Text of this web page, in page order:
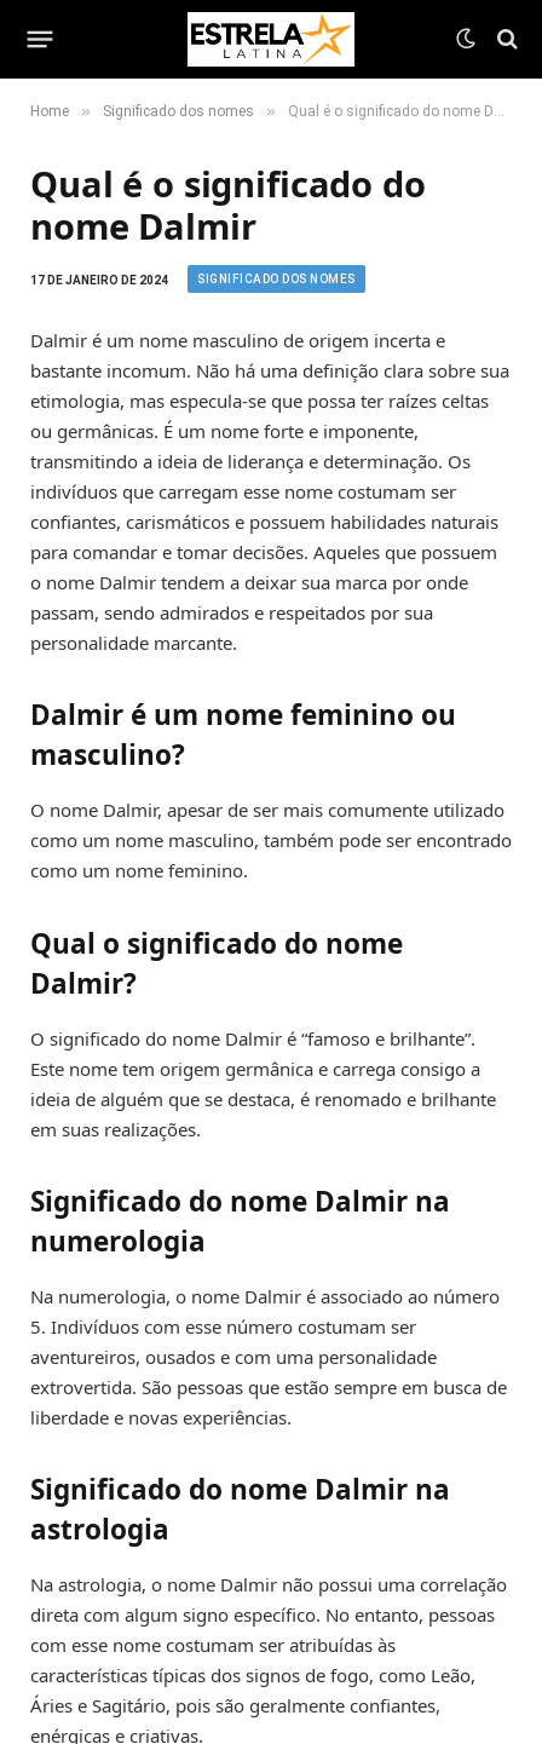
Home » Significado dos nomes » Qual é o significado do nome Dalmir
Qual é o significado do
nome Dalmir
17 DE JANEIRO DE 2024 SIGNIFICADO DOS NOMES
Dalmir é um nome masculino de origem incerta e
bastante incomum. Não há uma definição clara sobre sua
etimologia, mas especula-se que possa ter raízes celtas
ou germânicas. É um nome forte e imponente,
transmitindo a ideia de liderança e determinação. Os
indivíduos que carregam esse nome costumam ser
confiantes, carismáticos e possuem habilidades naturais
para comandar e tomar decisões. Aqueles que possuem
o nome Dalmir tendem a deixar sua marca por onde
passam, sendo admirados e respeitados por sua
personalidade marcante.
Dalmir é um nome feminino ou
masculino?
O nome Dalmir, apesar de ser mais comumente utilizado
como um nome masculino, também pode ser encontrado
como um nome feminino.
Qual o significado do nome
Dalmir?
O significado do nome Dalmir é “famoso e brilhante”.
Este nome tem origem germânica e carrega consigo a
ideia de alguém que se destaca, é renomado e brilhante
em suas realizações.
Significado do nome Dalmir na
numerologia
Na numerologia, o nome Dalmir é associado ao número
5. Indivíduos com esse número costumam ser
aventureiros, ousados e com uma personalidade
extrovertida. São pessoas que estão sempre em busca de
liberdade e novas experiências.
Significado do nome Dalmir na
astrologia
Na astrologia, o nome Dalmir não possui uma correlação
direta com algum signo específico. No entanto, pessoas
com esse nome costumam ser atribuídas às
características típicas dos signos de fogo, como Leão,
Áries e Sagitário, pois são geralmente confiantes,
enérgicas e criativas.